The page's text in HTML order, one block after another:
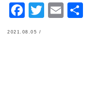
Facebook
Twitter
Email
2021.08.05 /